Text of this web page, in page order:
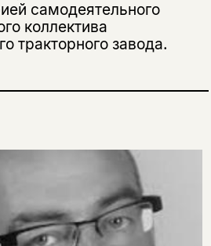
самодеятельного
коллектива
тракторного завода.
на рассылку
отправляем рассылку
промокод на
Политикой конфиденциальности
на
Политикой конфиденциальности
для